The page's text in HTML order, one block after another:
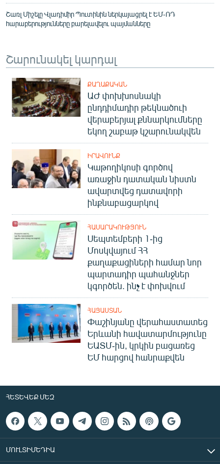
Շառլ Միշելը Վլադիմիր Պուտինին ներկայացրել է ԵՄ-ՌԴ
հարաբերությունները բարելավելու պայմանները
Շարունակել կարդալ
ՔԱՂԱՔԱԿԱՆ
ԱԺ փոխխոսնակի
ընդդիմադիր թեկնածուի
վերաբերյալ քննարկումները
եկող շաբաթ կշարունակվեն
ԻՐԱՎՈՒՆՔ
Կաթողիկոսի գործով
առաջին դատական նիստն
ավարտվեց դատավորի
ինքնաբացարկով
ՀԱՍԱՐԱԿՈՒԹՅՈՒՆ
Սեպտեմբերի 1-ից
Մոսկվայում ՀՀ
քաղաքացիների համար նոր
պարտադիր պահանջներ
կգործեն. ինչ է փոխվում
ՀԱՅԱՍՏԱՆ
Փաշինյանը վերահաստատեց
Երևանի հավատարմությունը
ԵԱՏՄ-ին, կրկին բացառեց
ԵՄ հարցով հանրաքվեն
ՀԵՏԵՎԵՔ ՄԵԶ
ՄՈՒԼՏԻՄԵԴԻԱ